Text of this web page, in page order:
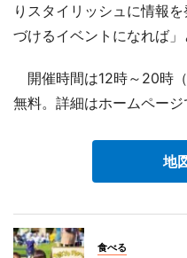
りスタイリッシュに情報
づけるイベントになれば」
開催時間は12時～20時
無料。詳細はホームページ
地
食べる